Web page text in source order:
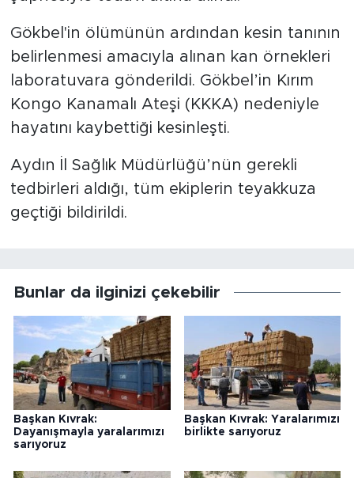
Gökbel'in ölümünün ardından kesin tanının
belirlenmesi amacıyla alınan kan örnekleri
laboratuvara gönderildi. Gökbel’in Kırım
Kongo Kanamalı Ateşi (KKKA) nedeniyle
hayatını kaybettiği kesinleşti.
Aydın İl Sağlık Müdürlüğü’nün gerekli
tedbirleri aldığı, tüm ekiplerin teyakkuza
geçtiği bildirildi.
Bunlar da ilginizi çekebilir
Başkan Kıvrak:
Dayanışmayla yaralarımızı
sarıyoruz
Başkan Kıvrak: Yaralarımızı
birlikte sarıyoruz